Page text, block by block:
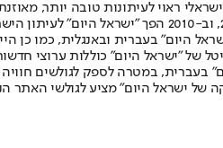
ראוי לעיתונות טובה יותר,
תשלום. המהדורה המודפסת הראשונה פורסמה
של "ישראל היום" כוללות ערוצי
היום" בעברית, במטרה לספק
של ישראל היום" מציע לגולשי